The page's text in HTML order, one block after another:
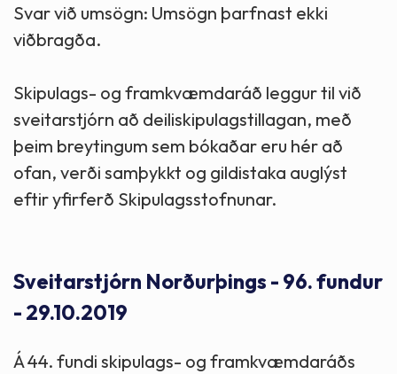
Svar við umsögn: Umsögn þarfnast ekki
viðbragða.
Skipulags- og framkvæmdaráð leggur til við
sveitarstjórn að deiliskipulagstillagan, með
þeim breytingum sem bókaðar eru hér að
ofan, verði samþykkt og gildistaka auglýst
eftir yfirferð Skipulagsstofnunar.
Sveitarstjórn Norðurþings - 96. fundur
- 29.10.2019
Á 44. fundi skipulags- og framkvæmdaráðs